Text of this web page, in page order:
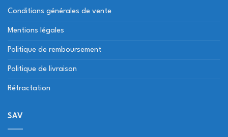
Conditions générales de vente
Mentions légales
Politique de remboursement
Politique de livraison
Rétractation
SAV